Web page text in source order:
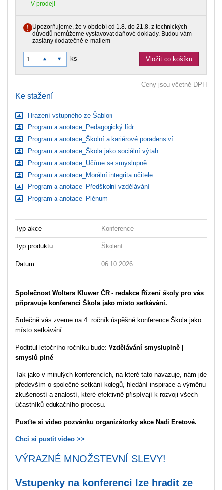
V prodeji
Upozorňujeme, že v období od 1.8. do 21.8. z technických
důvodů nemůžeme vystavovat daňové doklady. Budou vám
zaslány dodatečně e-mailem.
ks Vložit do košíku
Ceny jsou včetně DPH
Ke stažení
Hrazení vstupného ze Šablon
Program a anotace_Pedagogický lídr
Program a anotace_Školní a kariérové poradenství
Program a anotace_Škola jako sociální výtah
Program a anotace_Učíme se smyslupně
Program a anotace_Morální integrita učitele
Program a anotace_Předškolní vzdělávání
Program a anotace_Plénum
Typ akce Konference
Typ produktu Školení
Datum 06.10.2026
Společnost Wolters Kluwer ČR - redakce Řízení školy pro vás
připravuje konferenci Škola jako místo setkávání.
Srdečně vás zveme na 4. ročník úspěšné konference Škola jako
místo setkávání.
Podtitul letočního ročníku bude: Vzdělávání smysluplně |
smyslů plné
Tak jako v minulých konferencích, na které tato navazuje, nám jde
především o společné setkání kolegů, hledání inspirace a výměnu
zkušeností a znalostí, které efektivně přispívají k rozvoji všech
účastníků edukačního procesu.
Pusťte si video pozvánku organizátorky akce Nadi Eretové.
Chci si pustit video >>
VÝRAZNÉ MNOŽSTEVNÍ SLEVY!
Vstupenky na konferenci lze hradit ze